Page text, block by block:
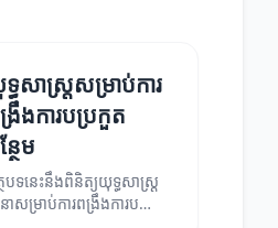
ធសាស្ត្រសម្រាប់ការ
រឹងការបប្រកួត
ែម
បទនេះនឹងពិនិត្យយុទ្ធសាស្ត្រ
ាសម្រាប់ការពង្រឹងការប